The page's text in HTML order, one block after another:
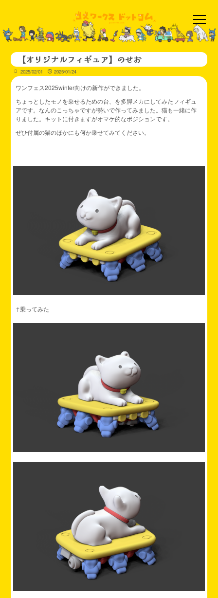
【オリジナルフィギュア】のせお
2025/02/01 2025/01/24
ワンフェス2025winter向けの新作ができました。
ちょっとしたモノを乗せるための台、を多脚メカにしてみたフィギュ
アです。なんのこっちゃですが勢いで作ってみました。猫も一緒に作
りました。キットに付きますがオマケ的なポジションです。
ぜひ付属の猫のほかにも何か乗せてみてください。
↑乗ってみた